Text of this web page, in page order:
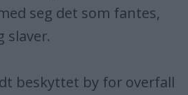
seg det som fantes,
slaver.
beskyttet by for overfall